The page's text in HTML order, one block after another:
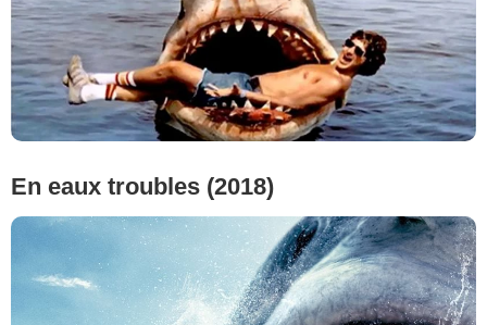
En eaux troubles (2018)